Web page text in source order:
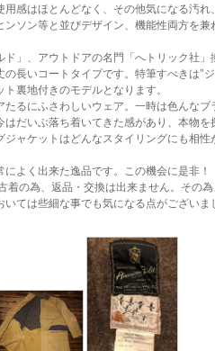
感はほとんどなく、その他気になる汚れ
ソン等と並びデザイン、機能性両方を兼
ド」、アウトドアの名門「へトリック社」
の長いコートタイプです。特筆すべきは"
裏地付きのモデルとなります。
たるにふさわしいウェア。一時は色んな
はだいぶ落ち着いてきた感があり、本物
ジャケットはどんなスタイリングにも相
よく出来た逸品です。この機会に是非！
の為、返品・交換は出来ません。その
いては些細な事でも気になる点がござい